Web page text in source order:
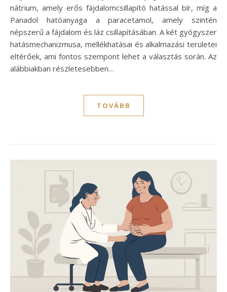
nátrium, amely erős fájdalomcsillapító hatással bír, míg a
Panadol hatóanyaga a paracetamol, amely szintén
népszerű a fájdalom és láz csillapításában. A két gyógyszer
hatásmechanizmusa, mellékhatásai és alkalmazási területei
eltérőek, ami fontos szempont lehet a választás során. Az
alábbiakban részletesebben…
TOVÁBB